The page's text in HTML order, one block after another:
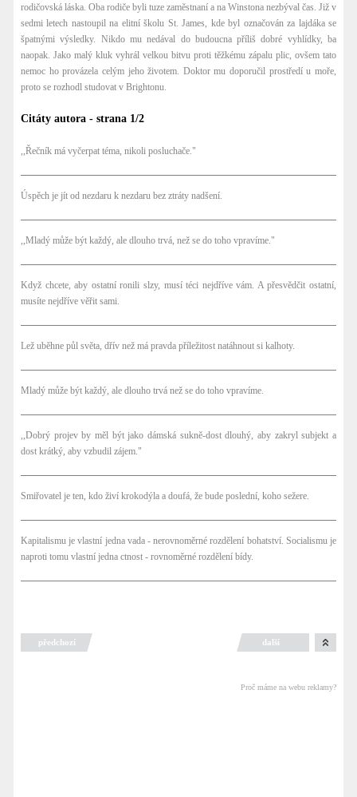
rodičovská láska. Oba rodiče byli tuze zaměstnaní a na Winstona nezbýval čas. Již v
sedmi letech nastoupil na elitní školu St. James, kde byl označován za lajdáka se
špatnými výsledky. Nikdo mu nedával do budoucna příliš dobré vyhlídky, ba
naopak. Jako malý kluk vyhrál velkou bitvu proti těžkému zápalu plic, ovšem tato
nemoc ho provázela celým jeho životem. Doktor mu doporučil prostředí u moře,
proto se rozhodl studovat v Brightonu.
Citáty autora - strana 1/2
,,Řečník má vyčerpat téma, nikoli posluchače."
Úspěch je jít od nezdaru k nezdaru bez ztráty nadšení.
,,Mladý může být každý, ale dlouho trvá, než se do toho vpravíme."
Když chcete, aby ostatní ronili slzy, musí téci nejdříve vám. A přesvědčit ostatní,
musíte nejdříve věřit sami.
Lež uběhne půl světa, dřív než má pravda příležitost natáhnout si kalhoty.
Mladý může být každý, ale dlouho trvá než se do toho vpravíme.
,,Dobrý projev by měl být jako dámská sukně-dost dlouhý, aby zakryl subjekt a
dost krátký, aby vzbudil zájem."
Smiřovatel je ten, kdo živí krokodýla a doufá, že bude poslední, koho sežere.
Kapitalismu je vlastní jedna vada - nerovnoměrné rozdělení bohatství. Socialismu je
naproti tomu vlastní jedna ctnost - rovnoměrné rozdělení bídy.
předchozí další
Proč máme na webu reklamy?